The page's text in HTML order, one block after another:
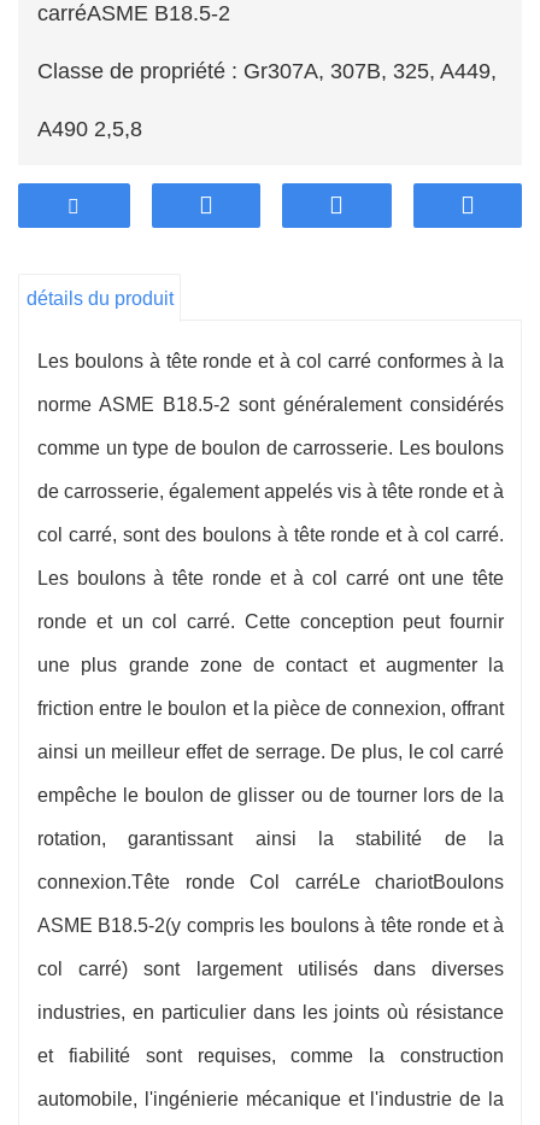
carréASME B18.5-2
Classe de propriété : Gr307A, 307B, 325, A449,
A490 2,5,8
Finition&nbsp;: zingage (zinc jaune, bleu zinc,
phosphate de zinc, galvanisé à chaud (HDG),
Dacromet, Geomet
Pays d'exportation : États-Unis, Japon,
Australie, Europe, etc.
détails du produit
Les boulons à tête ronde et à col carré conformes à la
norme ASME B18.5-2 sont généralement considérés
comme un type de boulon de carrosserie. Les boulons
de carrosserie, également appelés vis à tête ronde et à
col carré, sont des boulons à tête ronde et à col carré.
Les boulons à tête ronde et à col carré ont une tête
ronde et un col carré. Cette conception peut fournir
une plus grande zone de contact et augmenter la
friction entre le boulon et la pièce de connexion, offrant
ainsi un meilleur effet de serrage. De plus, le col carré
empêche le boulon de glisser ou de tourner lors de la
rotation, garantissant ainsi la stabilité de la
connexion.Tête ronde Col carréLe chariotBoulons
ASME B18.5-2(y compris les boulons à tête ronde et à
col carré) sont largement utilisés dans diverses
industries, en particulier dans les joints où résistance
et fiabilité sont requises, comme la construction
automobile, l'ingénierie mécanique et l'industrie de la